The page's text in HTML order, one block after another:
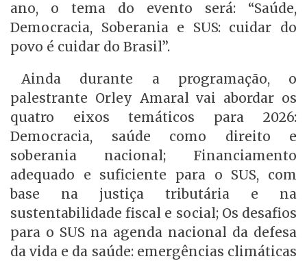
ano, o tema do evento será: “Saúde,
Democracia, Soberania e SUS: cuidar do
povo é cuidar do Brasil”.
Ainda durante a programação, o
palestrante Orley Amaral vai abordar os
quatro eixos temáticos para 2026:
Democracia, saúde como direito e
soberania nacional; Financiamento
adequado e suficiente para o SUS, com
base na justiça tributária e na
sustentabilidade fiscal e social; Os desafios
para o SUS na agenda nacional da defesa
da vida e da saúde: emergências climáticas